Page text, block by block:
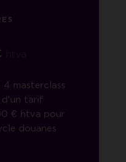
4 masterclass
d'un tarif
€ htva pour
douanes